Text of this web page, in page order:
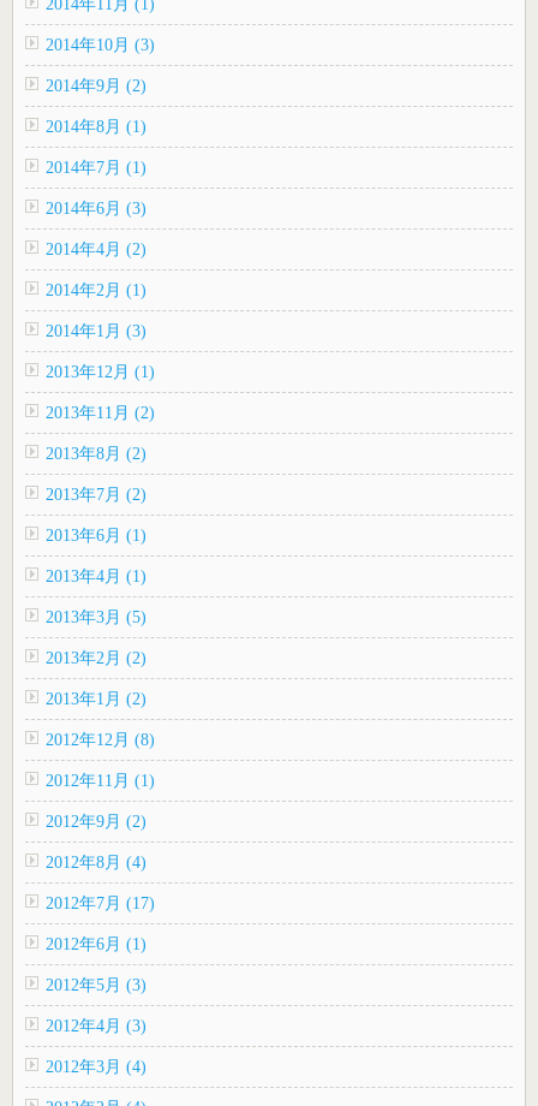
2014年10月 (3)
2014年9月 (2)
2014年8月 (1)
2014年7月 (1)
2014年6月 (3)
2014年4月 (2)
2014年2月 (1)
2014年1月 (3)
2013年12月 (1)
2013年11月 (2)
2013年8月 (2)
2013年7月 (2)
2013年6月 (1)
2013年4月 (1)
2013年3月 (5)
2013年2月 (2)
2013年1月 (2)
2012年12月 (8)
2012年11月 (1)
2012年9月 (2)
2012年8月 (4)
2012年7月 (17)
2012年6月 (1)
2012年5月 (3)
2012年4月 (3)
2012年3月 (4)